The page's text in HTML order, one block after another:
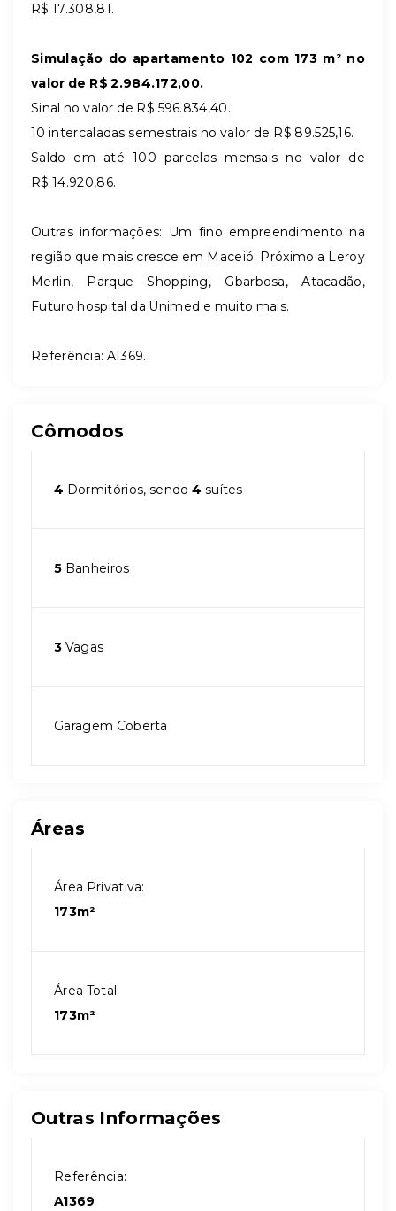
R$ 17.308,81.
Simulação do apartamento 102 com 173 m² no
valor de R$ 2.984.172,00.
Sinal no valor de R$ 596.834,40.
10 intercaladas semestrais no valor de R$ 89.525,16.
Saldo em até 100 parcelas mensais no valor de
R$ 14.920,86.
Outras informações: Um fino empreendimento na
região que mais cresce em Maceió. Próximo a Leroy
Merlin, Parque Shopping, Gbarbosa, Atacadão,
Futuro hospital da Unimed e muito mais.
Referência: A1369.
Cômodos
4 Dormitórios, sendo4 suítes
5 Banheiros
3 Vagas
Garagem Coberta
Áreas
Área Privativa:
173m²
Área Total:
173m²
Outras Informações
Referência:
A1369